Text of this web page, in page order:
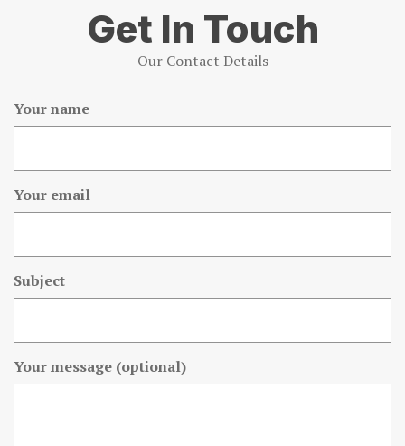
Get In Touch
Our Contact Details
Your name
Your email
Subject
Your message (optional)